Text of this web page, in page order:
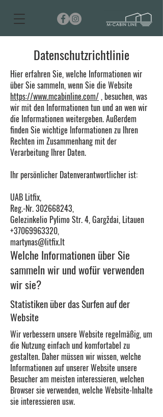
Datenschutzrichtlinie
Hier erfahren Sie, welche Informationen wir
über Sie sammeln, wenn Sie die Website
https://www.mcabinline.com/, besuchen, was
wir mit den Informationen tun und an wen wir
die Informationen weitergeben. Außerdem
finden Sie wichtige Informationen zu Ihren
Rechten im Zusammenhang mit der
Verarbeitung Ihrer Daten.
Ihr persönlicher Datenverantwortlicher ist:
UAB Litfix,
Reg.-Nr.302668243,
Gelezinkelio Pylimo Str. 4,Gargždai, Litauen
+37069963320,
martynas@litfix.lt
Welche Informationen über Sie
sammeln wir und wofür verwenden
wir sie?
Statistiken über das Surfen auf der
Website
Wir verbessern unsere Website regelmäßig, um
die Nutzung einfach und komfortabel zu
gestalten. Daher müssen wir wissen, welche
Informationen auf unserer Website unsere
Besucher am meisten interessieren, welchen
Browser sie verwenden, welche Website-Inhalte
sie interessieren usw.